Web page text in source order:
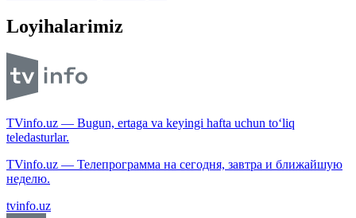
Loyihalarimiz
TVinfo.uz — Bugun, ertaga va keyingi hafta uchun to‘liq
teledasturlar.
TVinfo.uz — Телепрограмма на сегодня, завтра и ближайшую
неделю.
tvinfo.uz